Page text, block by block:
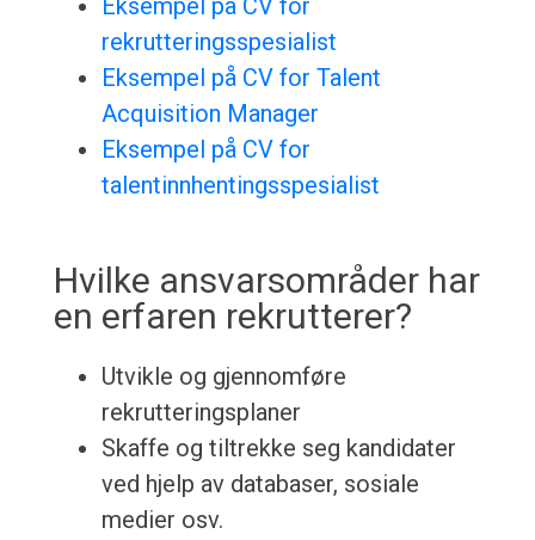
Eksempel på CV for
rekrutteringsspesialist
Eksempel på CV for Talent
Acquisition Manager
Eksempel på CV for
talentinnhentingsspesialist
Hvilke ansvarsområder har
en erfaren rekrutterer?
Utvikle og gjennomføre
rekrutteringsplaner
Skaffe og tiltrekke seg kandidater
ved hjelp av databaser, sosiale
medier osv.